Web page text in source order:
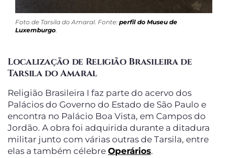
Foto de Tarsila do Amaral. Fonte: perfil do Museu de
Luxemburgo.
Localização de Religião Brasileira de
Tarsila do Amaral
Religião Brasileira I faz parte do acervo dos
Palácios do Governo do Estado de São Paulo e
encontra no Palácio Boa Vista, em Campos do
Jordão. A obra foi adquirida durante a ditadura
militar junto com várias outras de Tarsila, entre
elas a também célebre Operários.